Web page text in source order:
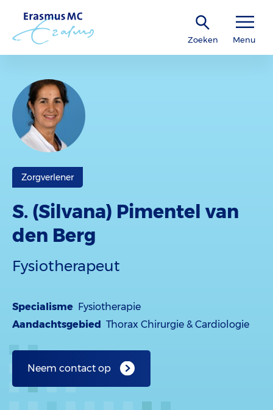
Zoeken Menu
Zorgverlener
S. (Silvana) Pimentel van
den Berg
Fysiotherapeut
Specialisme Fysiotherapie
Aandachtsgebied Thorax Chirurgie & Cardiologie
Neem contact op